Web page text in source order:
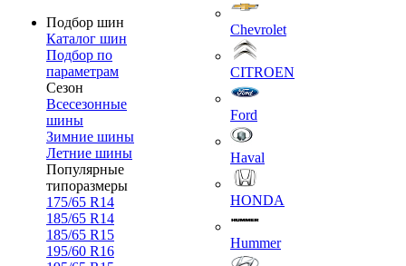
Подбор шин
Каталог шин
Подбор по
параметрам
Сезон
Всесезонные
шины
Зимние шины
Летние шины
Популярные
типоразмеры
175/65 R14
185/65 R14
185/65 R15
195/60 R16
Chevrolet
CITROEN
Ford
Haval
HONDA
Hummer